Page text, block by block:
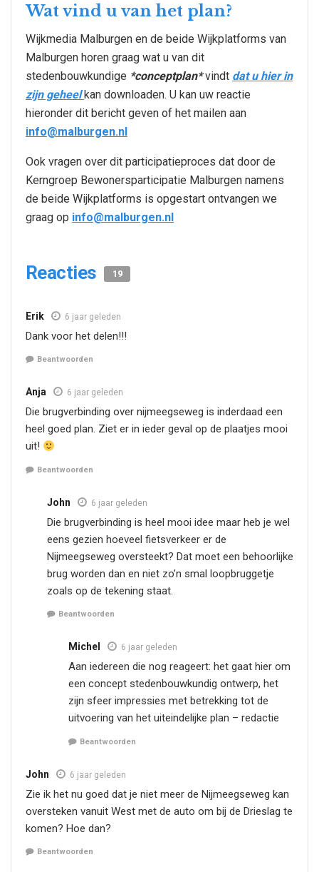
Wat vind u van het plan?
Wijkmedia Malburgen en de beide Wijkplatforms van
Malburgen horen graag wat u van dit
stedenbouwkundige *conceptplan*vindt dat u hier in
zijn geheel kan downloaden. U kan uw reactie
hieronder dit bericht geven of het mailen aan
info@malburgen.nl
Ook vragen over dit participatieproces dat door de
Kerngroep Bewonersparticipatie Malburgen namens
de beide Wijkplatforms is opgestart ontvangen we
graag op info@malburgen.nl
Reacties 19
Erik 6 jaar geleden
Dank voor het delen!!!
Beantwoorden
Anja 6 jaar geleden
Die brugverbinding over nijmeegseweg is inderdaad een
heel goed plan. Ziet er in ieder geval op de plaatjes mooi
uit!
Beantwoorden
John 6 jaar geleden
Die brugverbinding is heel mooi idee maar heb je wel
eens gezien hoeveel fietsverkeer er de
Nijmeegseweg oversteekt? Dat moet een behoorlijke
brug worden dan en niet zo’n smal loopbruggetje
zoals op de tekening staat.
Beantwoorden
Michel 6 jaar geleden
Aan iedereen die nog reageert: het gaat hier om
een concept stedenbouwkundig ontwerp, het
zijn sfeer impressies met betrekking tot de
uitvoering van het uiteindelijke plan – redactie
Beantwoorden
John 6 jaar geleden
Zie ik het nu goed dat je niet meer de Nijmeegseweg kan
oversteken vanuit West met de auto om bij de Drieslag te
komen? Hoe dan?
Beantwoorden